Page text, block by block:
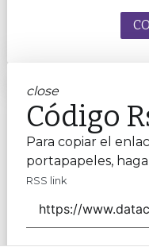
close
Código
Para copiar el
portapapeles,
RSS link